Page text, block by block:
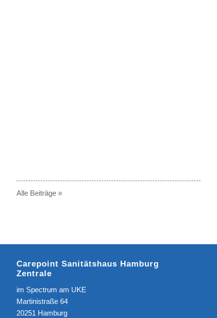
Alle Beiträge »
Carepoint Sanitätshaus Hamburg
Zentrale
im Spectrum am UKE
Martinistraße 64
20251 Hamburg